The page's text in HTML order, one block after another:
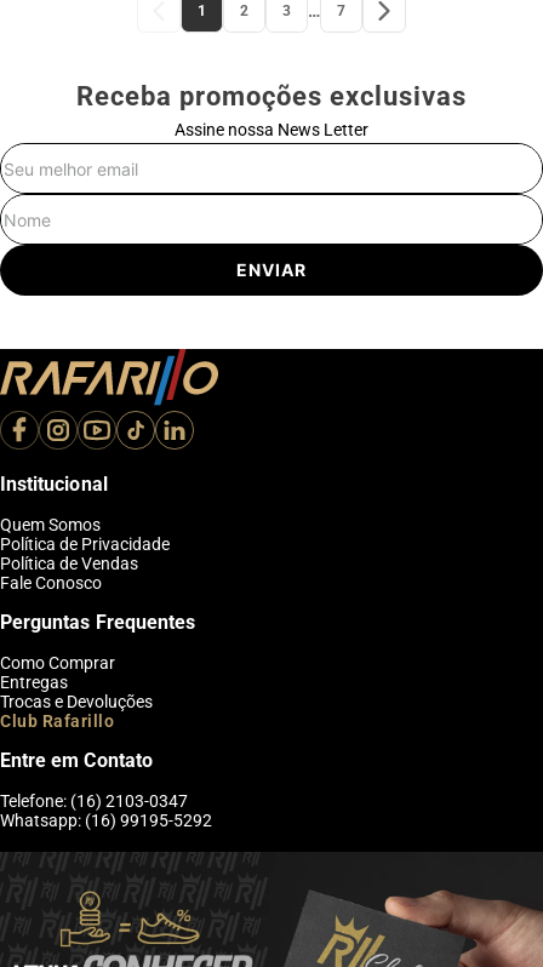
1 2 3 … 7
Receba promoções exclusivas
Assine nossa News Letter
ENVIAR
Institucional
Quem Somos
Política de Privacidade
Política de Vendas
Fale Conosco
Perguntas Frequentes
Como Comprar
Entregas
Trocas e Devoluções
Club Rafarillo
Entre em Contato
Telefone: (16) 2103-0347
Whatsapp: (16) 99195-5292